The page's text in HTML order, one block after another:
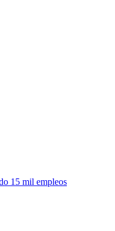
15 mil empleos